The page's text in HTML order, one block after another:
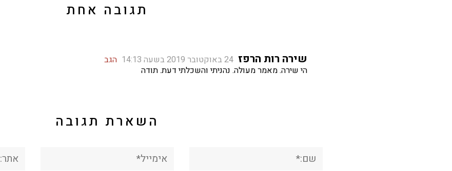
תגובה אחת
שירה רות הרפז 24 באוקטובר 2019 בשעה 14:13
הגב
הי שירה. מאמר מעולה. נהניתי והשכלתי דעת. תודה
השארת תגובה
אימייל*